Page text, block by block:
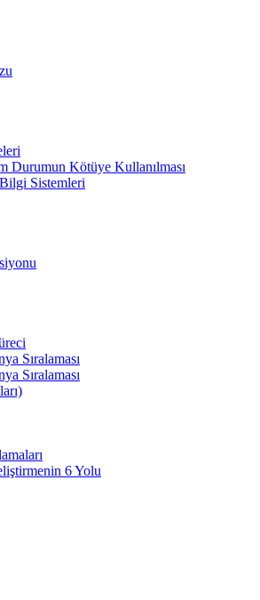
Durumun Kötüye Kullanılması
Sistemleri
Sıralaması
Sıralaması
6 Yolu